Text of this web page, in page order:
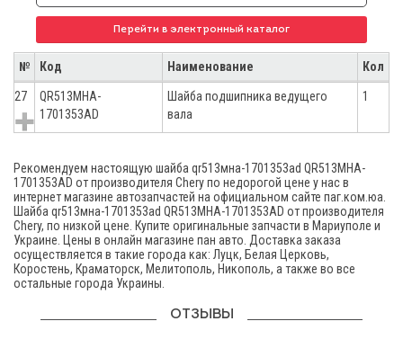
Перейти в электронный каталог
№ Код Наименование Кол
27
QR513MHA-
1701353AD
Шайба подшипника ведущего
вала
1
Рекомендуем настоящую шайба qr513мна-1701353аd QR513MHA-
1701353AD от производителя Chery по недорогой цене у нас в
интернет магазине автозапчастей на официальном сайте паг.ком.юа.
Шайба qr513мна-1701353аd QR513MHA-1701353AD от производителя
Chery, по низкой цене. Купите оригинальные запчасти в Мариуполе и
Украине. Цены в онлайн магазине пан авто. Доставка заказа
осуществляется в такие города как: Луцк, Белая Церковь,
Коростень, Краматорск, Мелитополь, Никополь, а также во все
остальные города Украины.
ОТЗЫВЫ